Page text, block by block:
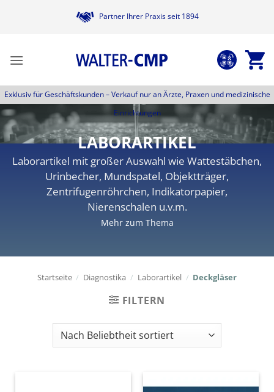
Partner Ihrer Praxis seit 1894
Exklusiv für Geschäftskunden –Verkauf nur an Ärzte, Praxen und medizinische
Einrichtungen
LABORARTIKEL
Laborartikel mit großer Auswahl wie Wattestäbchen,
Urinbecher, Mundspatel, Objektträger,
Zentrifugenröhrchen, Indikatorpapier,
Nierenschalen u.v.m.
Mehr zum Thema
Startseite / Diagnostika / Laborartikel / Deckgläser
FILTERN